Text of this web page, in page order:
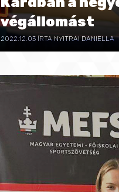
végállomást
2022.12.03 ÍRTA NYITRAI DANIELLA